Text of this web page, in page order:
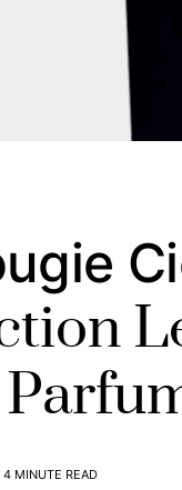
4 MINUTE READ